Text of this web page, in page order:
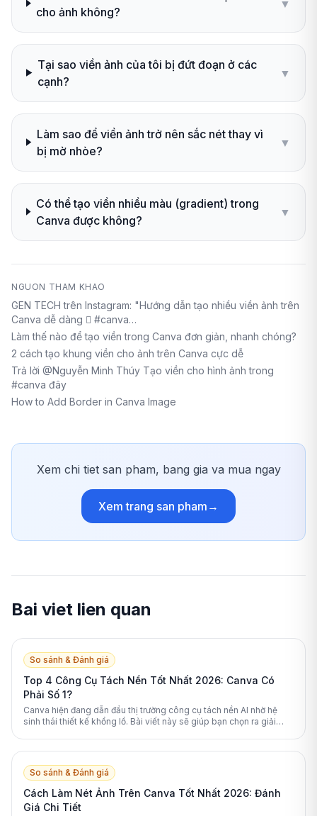
cho ảnh không?
▼
Tại sao viền ảnh của tôi bị đứt đoạn ở các
cạnh?
▼
Làm sao để viền ảnh trở nên sắc nét thay vì
bị mờ nhòe?
▼
Có thể tạo viền nhiều màu (gradient) trong
Canva được không?
▼
NGUON THAM KHAO
GEN TECH trên Instagram: "Hướng dẫn tạo nhiều viền ảnh trên
Canva dễ dàng  #canva…
Làm thế nào để tạo viền trong Canva đơn giản, nhanh chóng?
2 cách tạo khung viền cho ảnh trên Canva cực dễ
Trả lời @Nguyễn Minh Thúy Tạo viền cho hình ảnh trong
#canva đây
How to Add Border in Canva Image
Xem chi tiet san pham, bang gia va mua ngay
Xem trang san pham →
Bai viet lien quan
So sánh & Đánh giá
Top 4 Công Cụ Tách Nền Tốt Nhất 2026: Canva Có
Phải Số 1?
Canva hiện đang dẫn đầu thị trường công cụ tách nền AI nhờ hệ
sinh thái thiết kế khổng lồ. Bài viết này sẽ giúp bạn chọn ra giải
So sánh & Đánh giá
Cách Làm Nét Ảnh Trên Canva Tốt Nhất 2026: Đánh
Giá Chi Tiết